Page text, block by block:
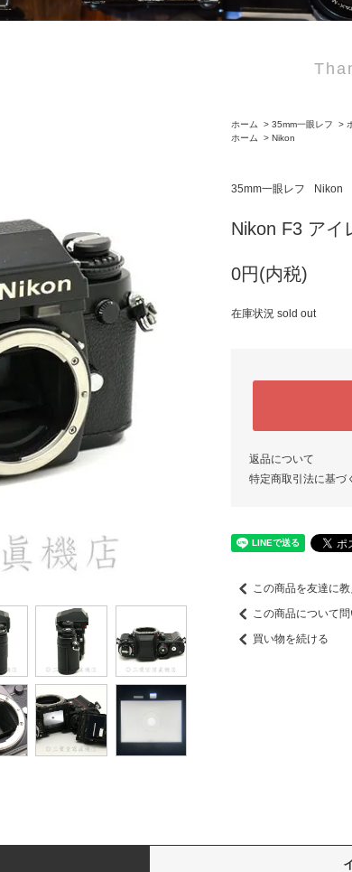
ホーム > 35mm一眼レフ >
ホーム
> Nikon
35mm一眼レフ Nikon
Nikon F3 アイ
0円(内税)
在庫状況 sold out
返品について
特定商取引法に基づ
この商品を友達に
この商品について
買い物を続ける